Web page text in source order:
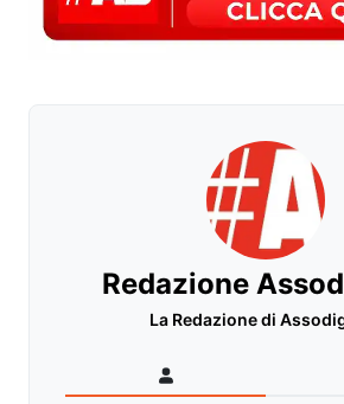
Redazione
La Redazione di